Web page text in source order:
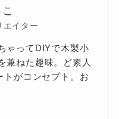
エイター
ゃってDIYで木製小
兼ねた趣味。ど素人
トがコンセプト。お